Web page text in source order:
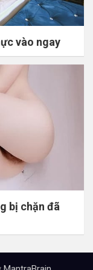
vào ngay
bị chặn đã